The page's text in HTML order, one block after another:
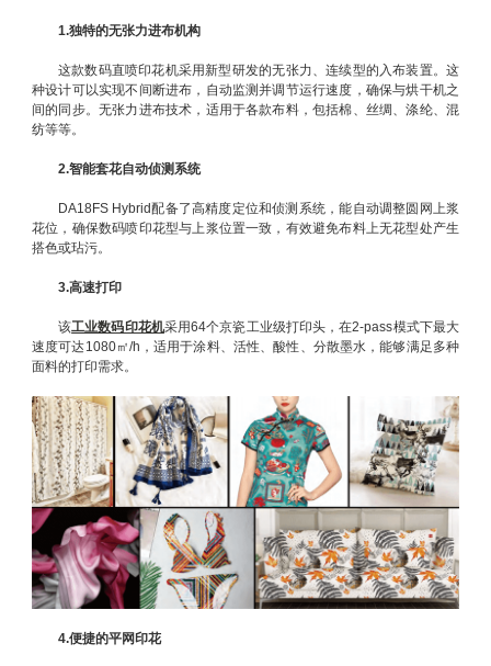
1.独特的无张力进布机构
这款数码直喷印花机采用新型研发的⽆张⼒、连续型的入布装置。这
种设计可以实现不间断进布，自动监测并调节运行速度，确保与烘干机之
间的同步。⽆张⼒进布技术，适⽤于各款布料，包括棉、丝绸、涤纶、混
纺等等。
2.智能套花自动侦测系统
DA18FS Hybrid配备了高精度定位和侦测系统，能自动调整圆网上浆
花位，确保数码喷印花型与上浆位置一致，有效避免布料上无花型处产生
搭色或玷污。
3.高速打印
该工业数码印花机采用64个京瓷工业级打印头，在2-pass模式下最大
速度可达1080㎡/h，适用于涂料、活性、酸性、分散墨水，能够满足多种
面料的打印需求。
4.便捷的平网印花